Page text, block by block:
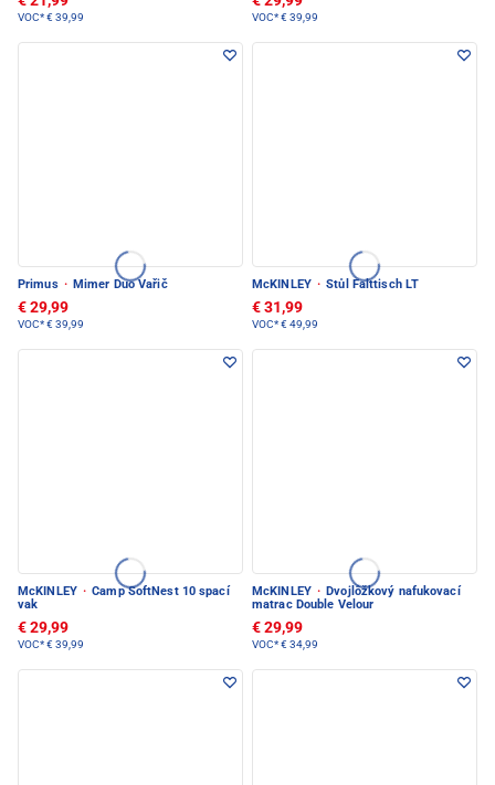
VOC*€ 39,99 VOC*€ 39,99
Primus · Mimer Duo Vařič
€ 29,99
VOC*€ 39,99
McKINLEY · Stůl Falttisch LT
€ 31,99
VOC*€ 49,99
McKINLEY · Camp SoftNest 10 spací
vak
€ 29,99
VOC*€ 39,99
McKINLEY · Dvojlôžkový nafukovací
matrac Double Velour
€ 29,99
VOC*€ 34,99